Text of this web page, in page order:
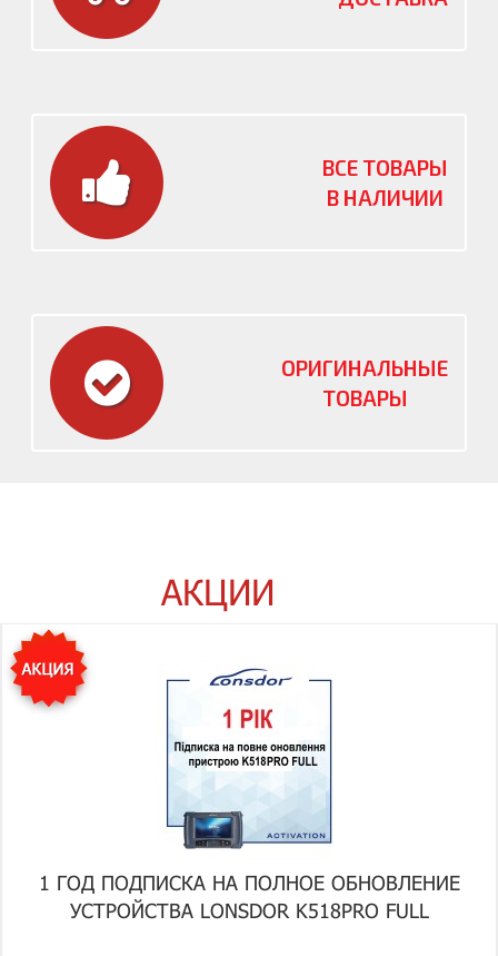
ВСЕ ТОВАРЫ
В НАЛИЧИИ
ОРИГИНАЛЬНЫЕ
ТОВАРЫ
АКЦИИ
1 ГОД ПОДПИСКА НА ПОЛНОЕ ОБНОВЛЕНИЕ
УСТРОЙСТВА LONSDOR K518PRO FULL